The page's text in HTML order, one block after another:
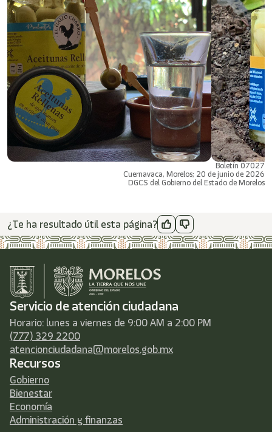
Boletín 07027
Cuernavaca, Morelos; 20 de junio de 2026
DGCS del Gobierno del Estado de Morelos
¿Te ha resultado útil esta página?
Servicio de atención ciudadana
Horario: lunes a viernes de 9:00 AM a 2:00 PM
(777) 329 2200
atencionciudadana@morelos.gob.mx
Recursos
Gobierno
Bienestar
Economía
Administración y finanzas